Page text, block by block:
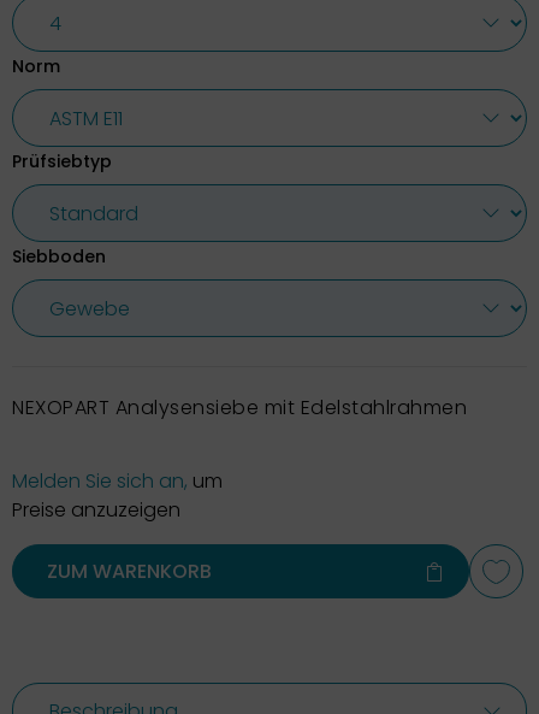
Norm
Prüfsiebtyp
Siebboden
NEXOPART Analysensiebe mit Edelstahlrahmen
Melden Sie sich an, um
Preise anzuzeigen
ZUM WARENKORB